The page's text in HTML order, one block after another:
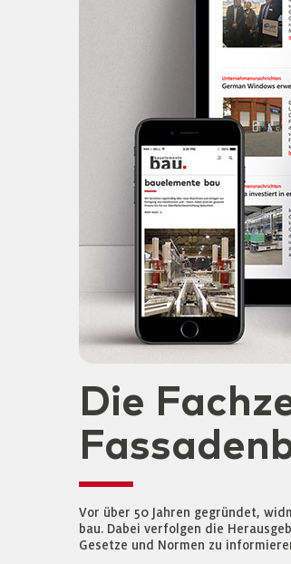
Die
Vor über 50 Jahren gegründet,
bau. Dabei verfolgen die
Gesetze und Normen zu